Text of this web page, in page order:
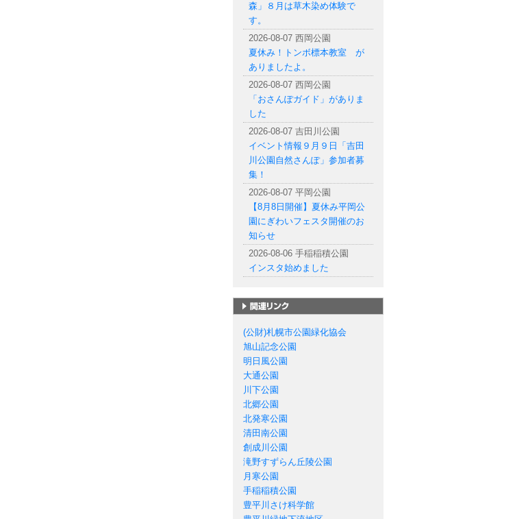
森」８月は草木染め体験で
す。
2026-08-07 西岡公園
夏休み！トンボ標本教室 が
ありましたよ。
2026-08-07 西岡公園
「おさんぽガイド」がありま
した
2026-08-07 吉田川公園
イベント情報９月９日「吉田
川公園自然さんぽ」参加者募
集！
2026-08-07 平岡公園
【8月8日開催】夏休み平岡公
園にぎわいフェスタ開催のお
知らせ
2026-08-06 手稲稲積公園
インスタ始めました
(公財)札幌市公園緑化協会
旭山記念公園
明日風公園
大通公園
川下公園
北郷公園
北発寒公園
清田南公園
創成川公園
滝野すずらん丘陵公園
月寒公園
手稲稲積公園
豊平川さけ科学館